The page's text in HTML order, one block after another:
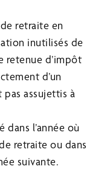
retraite en
inutilisés de
retenue d’impôt
d’un
pas assujettis à
l’année où
retraite ou dans
suivante.